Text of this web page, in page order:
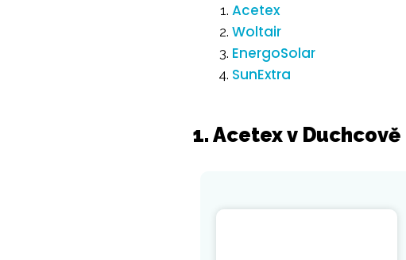
Acetex
Woltair
EnergoSolar
SunExtra
1. Acetex v Duchcově